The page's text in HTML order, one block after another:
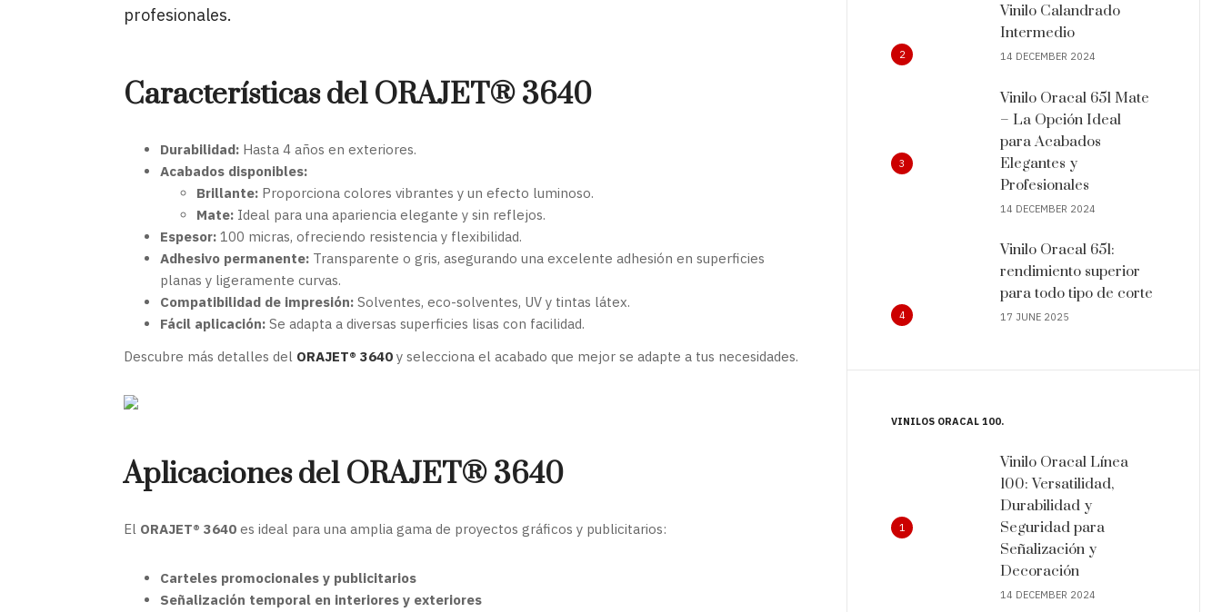
profesionales.
Características del ORAJET® 3640
Durabilidad: Hasta 4 años en exteriores.
Acabados disponibles:
Brillante: Proporciona colores vibrantes y un efecto luminoso.
Mate: Ideal para una apariencia elegante y sin reflejos.
Espesor: 100 micras, ofreciendo resistencia y flexibilidad.
Adhesivo permanente: Transparente o gris, asegurando una excelente adhesión en superficies
planas y ligeramente curvas.
Compatibilidad de impresión: Solventes, eco-solventes, UV y tintas látex.
Fácil aplicación: Se adapta a diversas superficies lisas con facilidad.
Descubre más detalles del ORAJET® 3640 y selecciona el acabado que mejor se adapte a tus necesidades.
Aplicaciones del ORAJET® 3640
El ORAJET® 3640 es ideal para una amplia gama de proyectos gráficos y publicitarios:
Carteles promocionales y publicitarios
Señalización temporal en interiores y exteriores
2
Vinilo Calandrado
Intermedio
14 DECEMBER 2024
3
Vinilo Oracal 651 Mate
– La Opción Ideal
para Acabados
Elegantes y
Profesionales
14 DECEMBER 2024
4
Vinilo Oracal 651:
rendimiento superior
para todo tipo de corte
17 JUNE 2025
VINILOS ORACAL 100
1
Vinilo Oracal Línea
100: Versatilidad,
Durabilidad y
Seguridad para
Señalización y
Decoración
14 DECEMBER 2024